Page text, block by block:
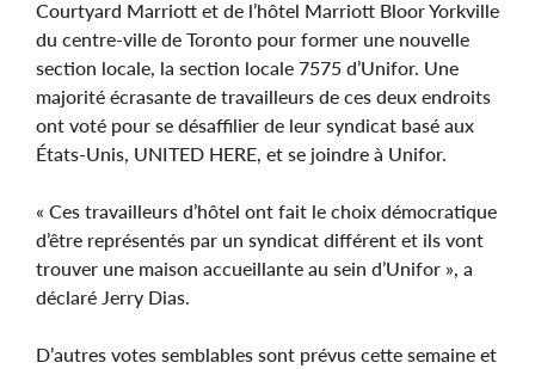
Courtyard Marriott et de l’hôtel Marriott Bloor Yorkville
du centre-ville de Toronto pour former une nouvelle
section locale, la section locale 7575 d’Unifor. Une
majorité écrasante de travailleurs de ces deux endroits
ont voté pour se désaffilier de leur syndicat basé aux
États-Unis, UNITED HERE, et se joindre à Unifor.
« Ces travailleurs d’hôtel ont fait le choix démocratique
d’être représentés par un syndicat différent et ils vont
trouver une maison accueillante au sein d’Unifor », a
déclaré Jerry Dias.
D’autres votes semblables sont prévus cette semaine et